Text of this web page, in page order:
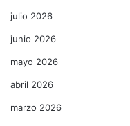
julio 2026
junio 2026
mayo 2026
abril 2026
marzo 2026